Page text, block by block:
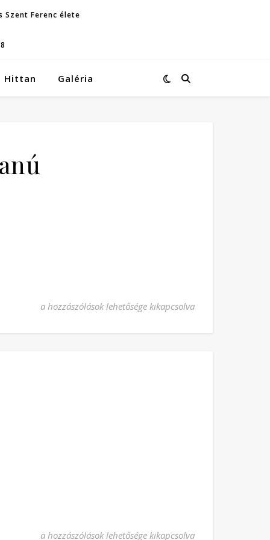
Szent Ferenc élete
Hittan Galéria
Szent Quirinus püspök-vértanú bejegyzéshez
a hozzászólások lehetősége kikapcsolva
Boldog Gizella bejegyzéshez
a hozzászólások lehetősége kikapcsolva